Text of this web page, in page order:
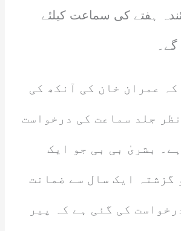
ہفتے کی سماعت کیلئے
گے۔
عمران خان کی آنکھ کی
جلد سماعت کی درخواست
بشریٰ بی بی جو ایک
گزشتہ ایک سال سے ضمانت
کی گئی ہے کہ پیر